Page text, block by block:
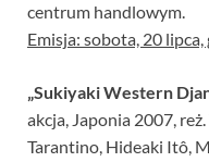
centrum handlowym.
Emisja: sobota, 20
„Sukiyaki Western
akcja, Japonia 2007,
Tarantino, Hideaki Itô,